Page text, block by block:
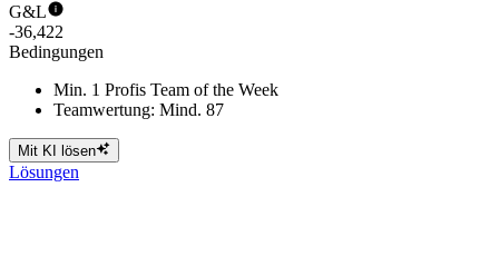
G&L
-36,422
Bedingungen
Min. 1 Profis Team of the Week
Teamwertung: Mind. 87
Mit KI lösen
Lösungen